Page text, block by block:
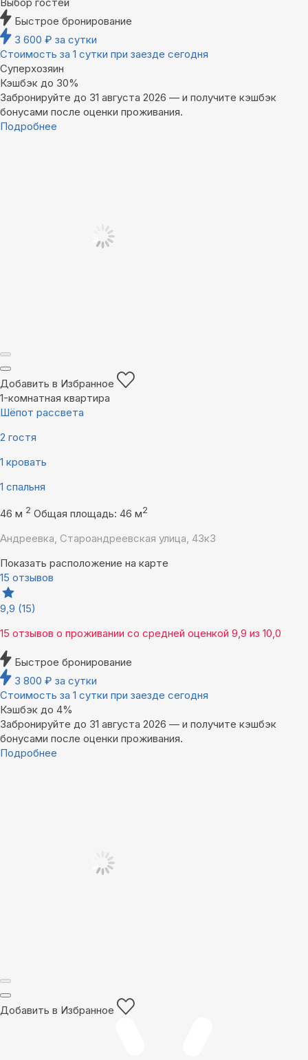
Выбор гостей
Быстрое бронирование
3 600 ₽ за сутки
Стоимость за 1 сутки при заезде сегодня
Суперхозяин
Кэшбэк до 30%
Забронируйте до 31 августа 2026 — и получите кэшбэк
бонусами после оценки проживания.
Подробнее
Добавить в Избранное
1-комнатная квартира
Шёпот рассвета
2 гостя
1 кровать
1 спальня
46 м 2 Общая площадь: 46 м2
Андреевка, Староандреевская улица, 43к3
Показать расположение на карте
15 отзывов
9,9 (15)
15 отзывов о проживании со средней оценкой 9,9 из 10,0
Быстрое бронирование
3 800 ₽ за сутки
Стоимость за 1 сутки при заезде сегодня
Кэшбэк до 4%
Забронируйте до 31 августа 2026 — и получите кэшбэк
бонусами после оценки проживания.
Подробнее
Добавить в Избранное